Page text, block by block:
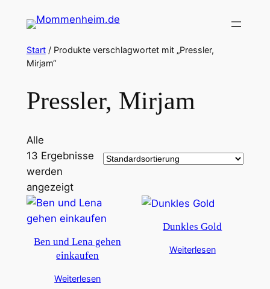
Inhalt
springen
Start/ Produkte verschlagwortet mit „Pressler,
Mirjam“
Pressler, Mirjam
Alle
13 Ergebnisse
werden
angezeigt
Ben und Lena gehen
einkaufen
Weiterlesen
Dunkles Gold
Weiterlesen